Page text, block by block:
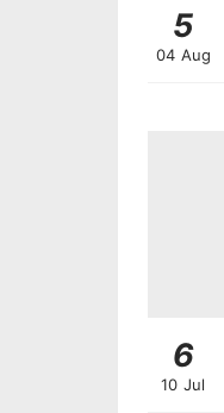
5
04 Aug
6
10 Jul